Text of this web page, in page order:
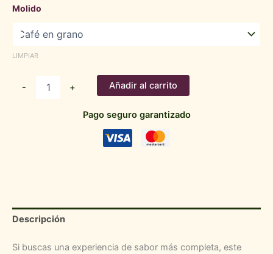
Molido
LIMPIAR
- + Añadir al carrito
Pago seguro garantizado
Descripción
Si buscas una experiencia de sabor más completa, este